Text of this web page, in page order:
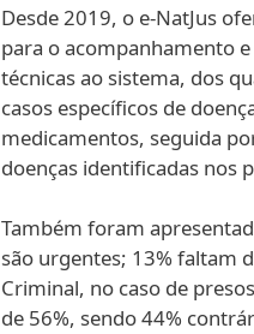
Desde 2019, o e-NatJus
para o acompanhamento
técnicas ao sistema, dos
casos específicos de
medicamentos, seguida
doenças identificadas nos
Também foram
são urgentes; 13% faltam
Criminal, no caso de
de 56%, sendo 44%